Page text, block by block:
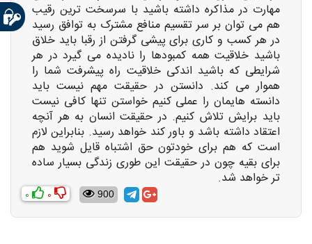
مهارت در مذاکره داشته باشید با سرسخت ترین رقیب
هم می توان بر سر تقسیم منافع مشترک به توافق رسید
در هر کسب و کاری برای پیشی گرفتن از رقبا باید خلاق
باشید خلاقیت همه کمبودها را نادیده می گیرد در هر
شرایطی که باشید اندکی خلاقیت راه پیشرفت شما را
هموار می کند. دانستن در حقیقت مهم نیست باید
دانسته هایمان را عملی کنیم خواستن تنها کافی نیست
باید برایش تلاش کنیم. در حقیقت انسان به هر آنچه
اعتقاد داشته باشد و باور کند خواهد رسید. بنابراین لازم
است که هم برای خودتون حق اشتباه قایل شوید هم
برای بقیه چون در حقیقت این طوری زندگی بسیار ساده
تر خواهد شد.
900
0
0